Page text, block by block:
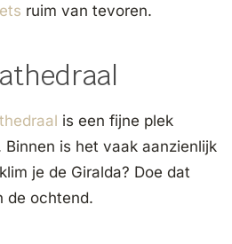
ruim van tevoren.
is een fijne plek
is het vaak aanzienlijk
je de Giralda? Doe dat
de ochtend.